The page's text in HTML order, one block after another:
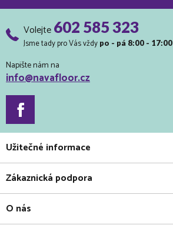
Volejte602 585 323
Jsme tady pro Vás vždy po - pá 8:00 - 17:00
Napište nám na
info@navafloor.cz
Užitečné informace
Zákaznická podpora
O nás